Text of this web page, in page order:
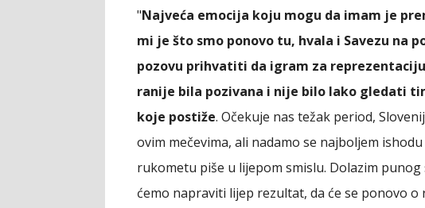
"Najveća emocija koju mogu da imam je
mi je što smo ponovo tu, hvala i Savezu na
pozovu prihvatiti da igram za
ranije bila pozivana i nije bilo lako gledati
koje postiže. Očekuje nas težak period,
ovim mečevima, ali nadamo se najboljem
rukometu piše u lijepom smislu. Dolazim punog
ćemo napraviti lijep rezultat, da će se ponovo